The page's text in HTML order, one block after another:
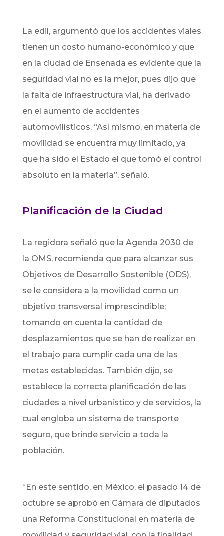
La edil, argumentó que los accidentes viales
tienen un costo humano-económico y que
en la ciudad de Ensenada es evidente que la
seguridad vial no es la mejor, pues dijo que
la falta de infraestructura vial, ha derivado
en el aumento de accidentes
automovilísticos, “Así mismo, en materia de
movilidad se encuentra muy limitado, ya
que ha sido el Estado el que tomó el control
absoluto en la materia”, señaló.
Planificación de la Ciudad
La regidora señaló que la Agenda 2030 de
la OMS, recomienda que para alcanzar sus
Objetivos de Desarrollo Sostenible (ODS),
se le considera a la movilidad como un
objetivo transversal imprescindible;
tomando en cuenta la cantidad de
desplazamientos que se han de realizar en
el trabajo para cumplir cada una de las
metas establecidas. También dijo, se
establece la correcta planificación de las
ciudades a nivel urbanístico y de servicios, la
cual engloba un sistema de transporte
seguro, que brinde servicio a toda la
población.
“En este sentido, en México, el pasado 14 de
octubre se aprobó en Cámara de diputados
una Reforma Constitucional en materia de